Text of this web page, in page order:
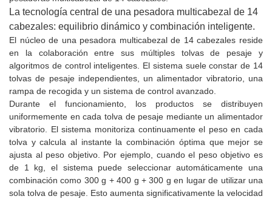
La tecnología central de una pesadora multicabezal de 14
cabezales: equilibrio dinámico y combinación inteligente.
El núcleo de una pesadora multicabezal de 14 cabezales reside
en la colaboración entre sus múltiples tolvas de pesaje y
algoritmos de control inteligentes. El sistema suele constar de 14
tolvas de pesaje independientes, un alimentador vibratorio, una
rampa de recogida y un sistema de control avanzado.
Durante el funcionamiento, los productos se distribuyen
uniformemente en cada tolva de pesaje mediante un alimentador
vibratorio. El sistema monitoriza continuamente el peso en cada
tolva y calcula al instante la combinación óptima que mejor se
ajusta al peso objetivo. Por ejemplo, cuando el peso objetivo es
de 1 kg, el sistema puede seleccionar automáticamente una
combinación como 300 g + 400 g + 300 g en lugar de utilizar una
sola tolva de pesaje. Esto aumenta significativamente la velocidad